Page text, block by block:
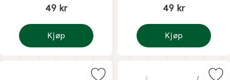
49 kr
Kjøp
Flaggirland svenske flagg
49 kr
Kjøp
Flaggirland nordiske